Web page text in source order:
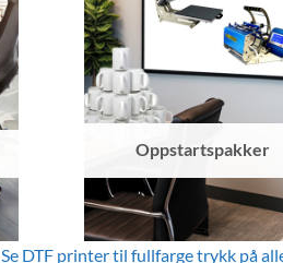
Oppstartspakker
Se DTF printer til fullfarge trykk på